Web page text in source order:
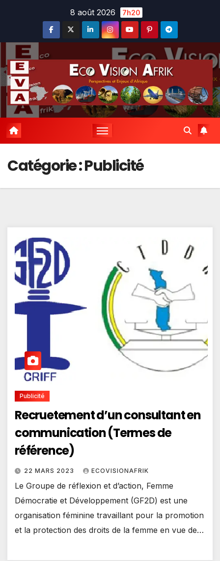
8 août 2026 7h20
Catégorie :Publicité
Publicité
Recruetement d’un consultant en
communication (Termes de
référence)
22 MARS 2023 ECOVISIONAFRIK
Le Groupe de réflexion et d’action, Femme
Démocratie et Développement (GF2D) est une
organisation féminine travaillant pour la promotion
et la protection des droits de la femme en vue de…